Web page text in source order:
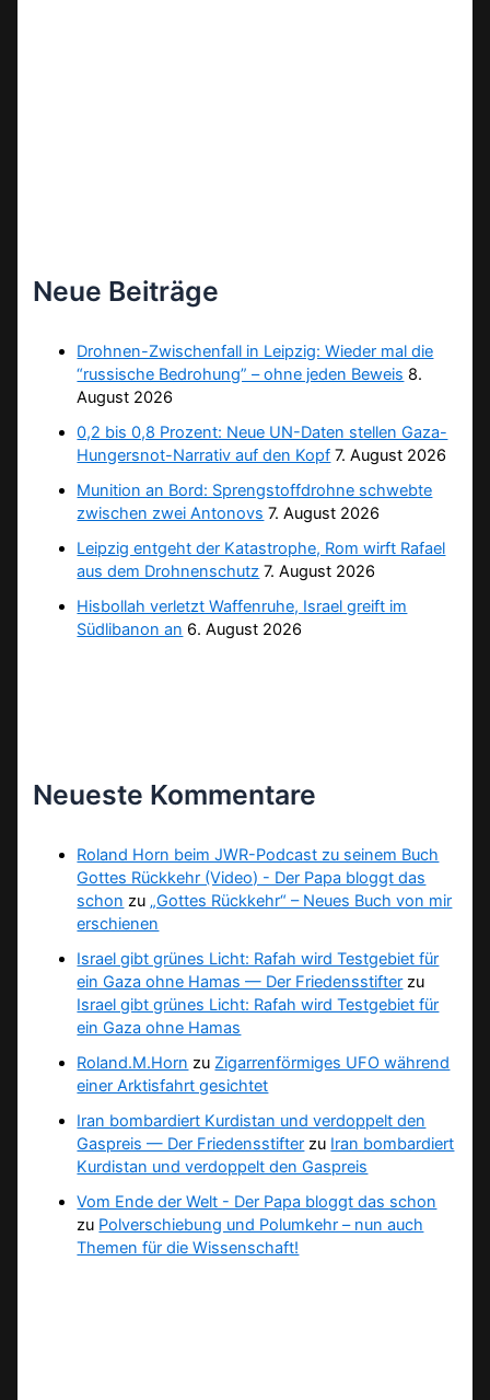
Neue Beiträge
Drohnen-Zwischenfall in Leipzig: Wieder mal die
“russische Bedrohung” – ohne jeden Beweis 8.
August 2026
0,2 bis 0,8 Prozent: Neue UN-Daten stellen Gaza-
Hungersnot-Narrativ auf den Kopf 7. August 2026
Munition an Bord: Sprengstoffdrohne schwebte
zwischen zwei Antonovs 7. August 2026
Leipzig entgeht der Katastrophe, Rom wirft Rafael
aus dem Drohnenschutz 7. August 2026
Hisbollah verletzt Waffenruhe, Israel greift im
Südlibanon an 6. August 2026
Neueste Kommentare
Roland Horn beim JWR-Podcast zu seinem Buch
Gottes Rückkehr (Video) - Der Papa bloggt das
schon zu „Gottes Rückkehr“ – Neues Buch von mir
erschienen
Israel gibt grünes Licht: Rafah wird Testgebiet für
ein Gaza ohne Hamas — Der Friedensstifter zu
Israel gibt grünes Licht: Rafah wird Testgebiet für
ein Gaza ohne Hamas
Roland.M.Horn zu Zigarrenförmiges UFO während
einer Arktisfahrt gesichtet
Iran bombardiert Kurdistan und verdoppelt den
Gaspreis — Der Friedensstifter zu Iran bombardiert
Kurdistan und verdoppelt den Gaspreis
Vom Ende der Welt - Der Papa bloggt das schon
zu Polverschiebung und Polumkehr – nun auch
Themen für die Wissenschaft!